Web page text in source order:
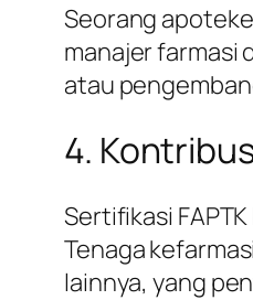
Seorang
manajer farmasi
atau
4.
Sertifikasi
Tenaga
lainnya, yang